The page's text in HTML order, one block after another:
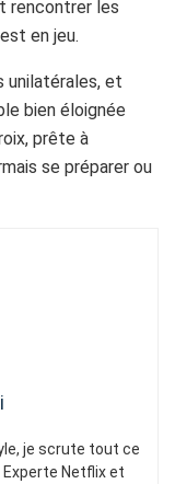
rencontrer les
en jeu.
unilatérales, et
bien éloignée
prête à
se préparer ou
je scrute tout ce
Netflix et